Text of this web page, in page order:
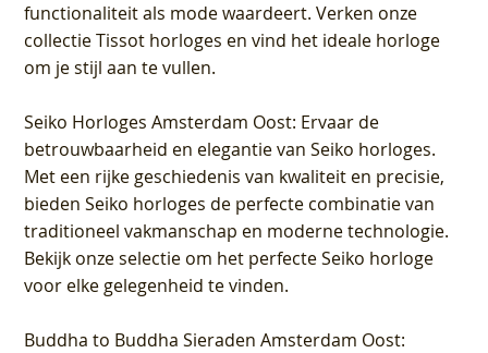
functionaliteit als mode waardeert. Verken onze
collectie Tissot horloges en vind het ideale horloge
om je stijl aan te vullen.
Seiko Horloges Amsterdam Oost: Ervaar de
betrouwbaarheid en elegantie van Seiko horloges.
Met een rijke geschiedenis van kwaliteit en precisie,
bieden Seiko horloges de perfecte combinatie van
traditioneel vakmanschap en moderne technologie.
Bekijk onze selectie om het perfecte Seiko horloge
voor elke gelegenheid te vinden.
Buddha to Buddha Sieraden Amsterdam Oost: